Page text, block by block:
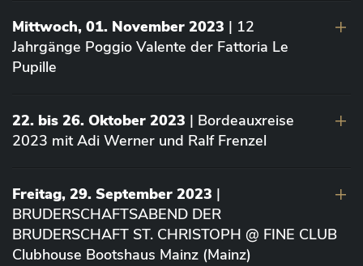
Mittwoch, 01. November 2023 | 12
Jahrgänge Poggio Valente der Fattoria Le
Pupille
22. bis 26. Oktober 2023 | Bordeauxreise
2023 mit Adi Werner und Ralf Frenzel
Freitag, 29. September 2023 |
BRUDERSCHAFTSABEND DER
BRUDERSCHAFT ST. CHRISTOPH @ FINE CLUB
Clubhouse Bootshaus Mainz (Mainz)